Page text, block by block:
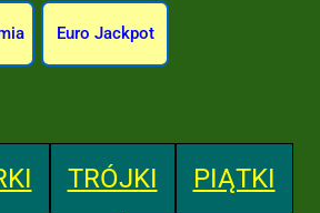
Euro Jackpot
TRÓJKI PIĄTKI